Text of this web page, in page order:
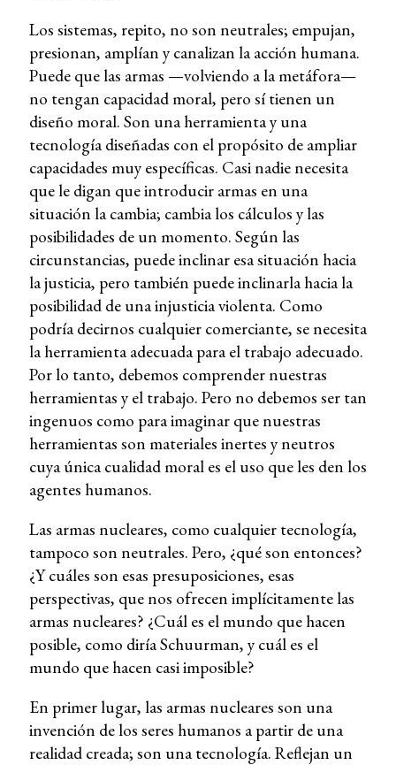
Los sistemas, repito, no son neutrales; empujan,
presionan, amplían y canalizan la acción humana.
Puede que las armas —volviendo a la metáfora—
no tengan capacidad moral, pero sí tienen un
diseño moral. Son una herramienta y una
tecnología diseñadas con el propósito de ampliar
capacidades muy específicas. Casi nadie necesita
que le digan que introducir armas en una
situación la cambia; cambia los cálculos y las
posibilidades de un momento. Según las
circunstancias, puede inclinar esa situación hacia
la justicia, pero también puede inclinarla hacia la
posibilidad de una injusticia violenta. Como
podría decirnos cualquier comerciante, se necesita
la herramienta adecuada para el trabajo adecuado.
Por lo tanto, debemos comprender nuestras
herramientas y el trabajo. Pero no debemos ser tan
ingenuos como para imaginar que nuestras
herramientas son materiales inertes y neutros
cuya única cualidad moral es el uso que les den los
agentes humanos.
Las armas nucleares, como cualquier tecnología,
tampoco son neutrales. Pero, ¿qué son entonces?
¿Y cuáles son esas presuposiciones, esas
perspectivas, que nos ofrecen implícitamente las
armas nucleares? ¿Cuál es el mundo que hacen
posible, como diría Schuurman, y cuál es el
mundo que hacen casi imposible?
En primer lugar, las armas nucleares son una
invención de los seres humanos a partir de una
realidad creada; son una tecnología. Reflejan un